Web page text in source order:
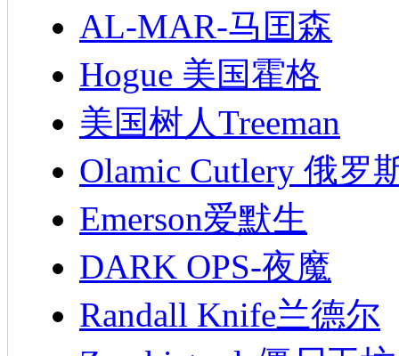
AL-MAR-马囯森
Hogue 美国霍格
美国树人Treeman
Olamic Cutlery 俄罗
Emerson爱默生
DARK OPS-夜魔
Randall Knife兰德尔